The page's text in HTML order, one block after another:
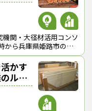
には、60名以上が参加し
我木材工業但馬テイボス
技術センター宮川工機横架材
部
刊から32年目に
関・大径材活用コンソ
から兵庫県姫路市のア
る公開シンポジウムを
かす
ルポ